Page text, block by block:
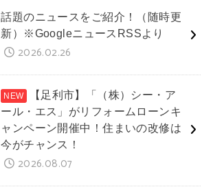
話題のニュースをご紹介！（随時更
新）※GoogleニュースRSSより
2026.02.26
【足利市】「（株）シー・ア
ール・エス」がリフォームローンキ
ャンペーン開催中！住まいの改修は
今がチャンス！
2026.08.07